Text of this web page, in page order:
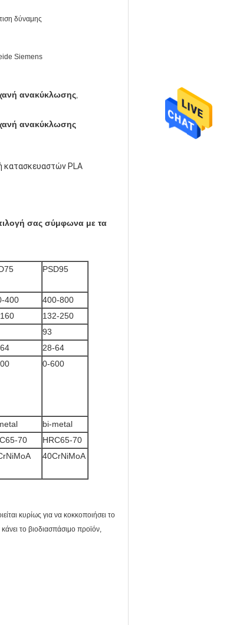
δύναμης
Siemens
ανακύκλωσης,
ανακύκλωσης
κατασκευαστών PLA
σας σύμφωνα με τα
PSD95
400
400-800
132-250
93
28-64
0-600
bi-metal
70
HRC65-70
40CrNiMoA
κυρίως για να κοκκοποιήσει το
το βιοδιασπάσιμο προϊόν,